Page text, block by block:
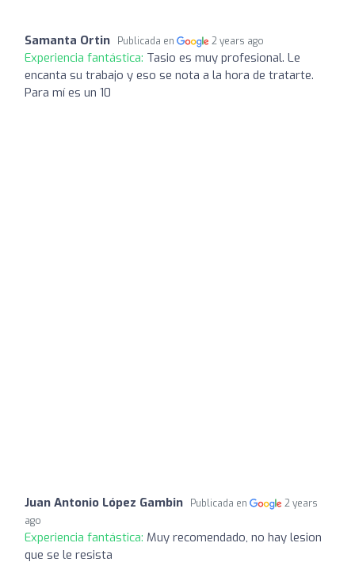
Samanta Ortin Publicada en 2 years ago
Experiencia fantástica: Tasio es muy profesional. Le
encanta su trabajo y eso se nota a la hora de tratarte.
Para mí es un 10
Juan Antonio López Gambin Publicada en
2 years
ago
Experiencia fantástica: Muy recomendado, no hay lesion
que se le resista